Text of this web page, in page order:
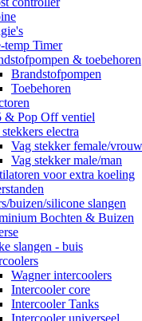
temp Timer
& toebehoren
Brandstofpompen
Toebehoren
& Pop Off ventiel
electra
Vag stekker female/vrouw
Vag stekker male/man
voor extra koeling
buizen/silicone slangen
Bochten & Buizen
slangen - buis
Wagner intercoolers
Intercooler core
Intercooler Tanks
Intercooler universeel